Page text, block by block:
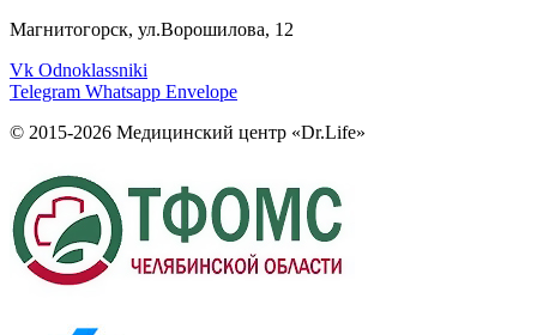
Магнитогорск, ул.Ворошилова, 12
Vk Odnoklassniki
Telegram Whatsapp Envelope
© 2015-2026 Медицинский центр «Dr.Life»